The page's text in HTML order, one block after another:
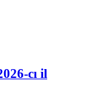
cı il